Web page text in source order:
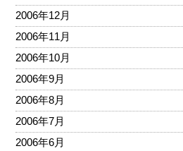
2006年12月
2006年11月
2006年10月
2006年9月
2006年8月
2006年7月
2006年6月